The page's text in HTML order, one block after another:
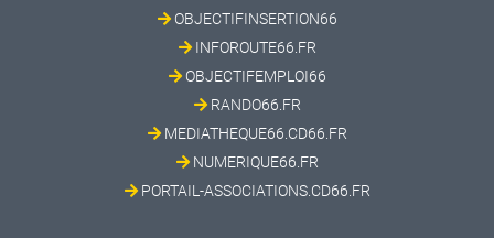
OBJECTIFINSERTION66
INFOROUTE66.FR
OBJECTIFEMPLOI66
RANDO66.FR
MEDIATHEQUE66.CD66.FR
NUMERIQUE66.FR
PORTAIL-ASSOCIATIONS.CD66.FR